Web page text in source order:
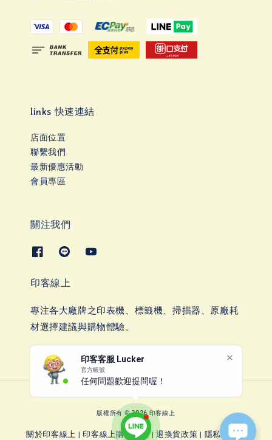
印客客服 Lucker
官方帳號
任何問題歡迎提問喔！
links 快速連結
店面位置
聯繫我們
最新優惠活動
會員專區
關注我們
印客線上
專注各大廠牌之印表機、標籤機、掃描器、原廠耗
材選擇建議與購物體驗。
版權所有 © 2026 印客線上
關於印客線上 |印客線上購物說明| 退換貨政策 | 隱私權政策